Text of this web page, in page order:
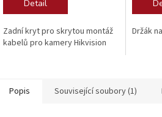
Detail
Zadní kryt pro skrytou montáž
kabelů pro kamery Hikvision
Držák
Popis Související soubory (1)